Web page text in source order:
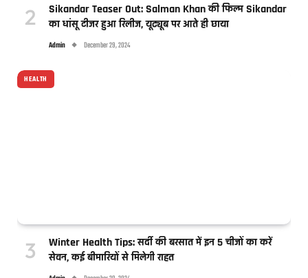
Sikandar Teaser Out: Salman Khan की फिल्म Sikandar
का धांसू टीजर हुआ रिलीज, यूट्यूब पर आते ही छाया
Admin December 29, 2024
HEALTH
Winter Health Tips: सर्दी की बरसात में इन 5 चीजों का करें
सेवन, कई बीमारियों से मिलेगी राहत